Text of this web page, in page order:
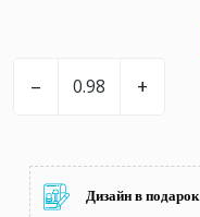
– +
Дизайн в подарок